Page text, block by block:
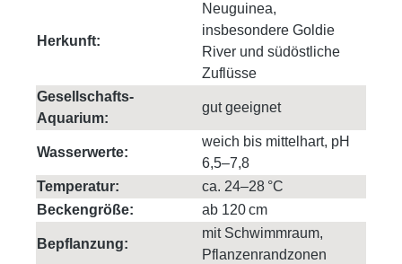
Herkunft:
Neuguinea,
insbesondere Goldie
River und südöstliche
Zuflüsse
Gesellschafts-
Aquarium:
gut geeignet
Wasserwerte:
weich bis mittelhart, pH
6,5–7,8
Temperatur:
ca. 24–28 °C
Beckengröße:
ab 120 cm
Bepflanzung:
mit Schwimmraum,
Pflanzenrandzonen